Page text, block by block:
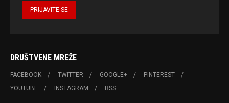
DRUŠTVENE MREŽE
FACEBOOK TWITTER GOOGLE+
PINTEREST
YOUTUBE
INSTAGRAM RSS